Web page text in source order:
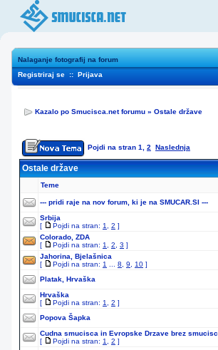
Nalaganje fotografij na forum
Registriraj se :: Prijava
Kazalo po Smucisca.net forumu » Ostale države
Pojdi na stran 1 2 Naslednja
Ostale države
Teme
--- pridi raje na nov forum, ki je na SMUCAR.SI ---
Srbija
[
Pojdi na stran: 1 2 ]
Colorado, ZDA
[
Pojdi na stran: 1 2 3 ]
Jahorina, Bjelašnica
[
Pojdi na stran: 1 8 9 10 ]
Platak, Hrvaška
Hrvaška
[
Pojdi na stran: 1 2 ]
Popova Šapka
Cudna smucisca in Evropske Drzave brez smucisc
[
Pojdi na stran: 1 2 ]